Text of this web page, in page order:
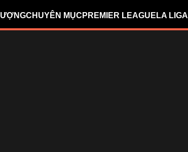
CHUYÊN MỤC PREMIER LEAGUE LA LIGA